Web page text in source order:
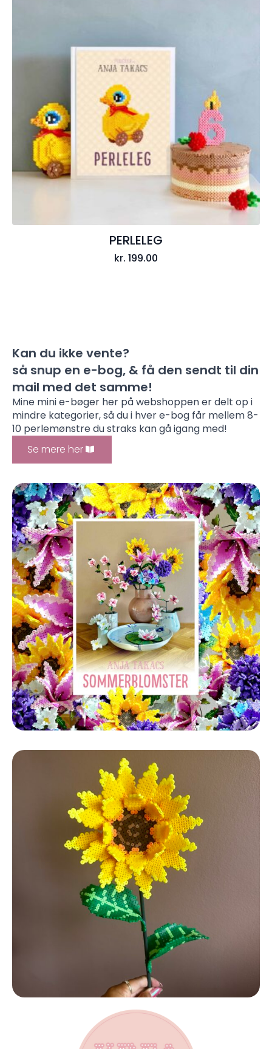
PERLELEG
kr. 199.00
Kan du ikke vente?
så snup en e-bog, & få den sendt til din
mail med det samme!
Mine mini e-bøger her på webshoppen er delt op i
mindre kategorier, så du i hver e-bog får mellem 8-
10 perlemønstre du straks kan gå igang med!
Se mere her